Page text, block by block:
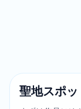
聖地スポッ